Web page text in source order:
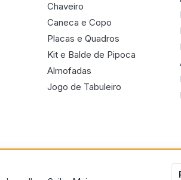
Chaveiro
Caneca e Copo
Placas e Quadros
Kit e Balde de Pipoca
Almofadas
Jogo de Tabuleiro